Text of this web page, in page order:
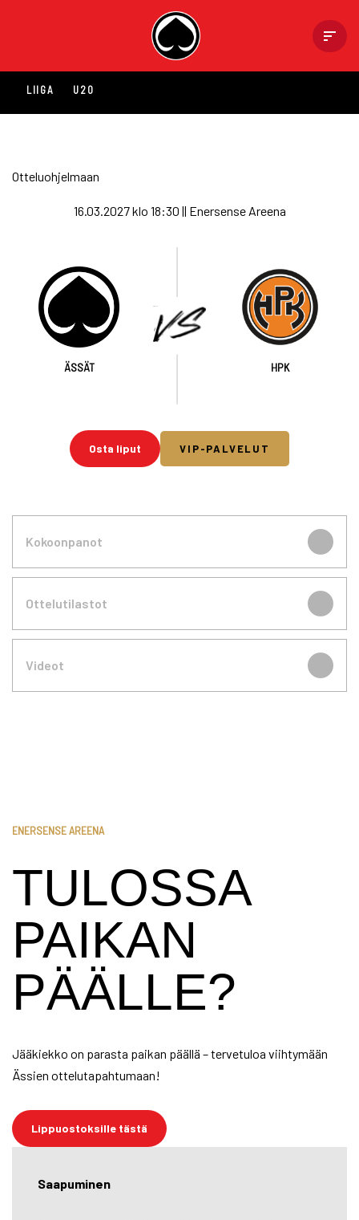
content
LIIGA U20
Otteluohjelmaan
16.03.2027 klo 18:30 || Enersense Areena
ÄSSÄT HPK
Osta liput VIP-PALVELUT
Kokoonpanot
Ottelutilastot
Videot
ENERSENSE AREENA
TULOSSA
PAIKAN
PÄÄLLE?
Jääkiekko on parasta paikan päällä – tervetuloa viihtymään
Ässien ottelutapahtumaan!
Lippuostoksille tästä
Saapuminen